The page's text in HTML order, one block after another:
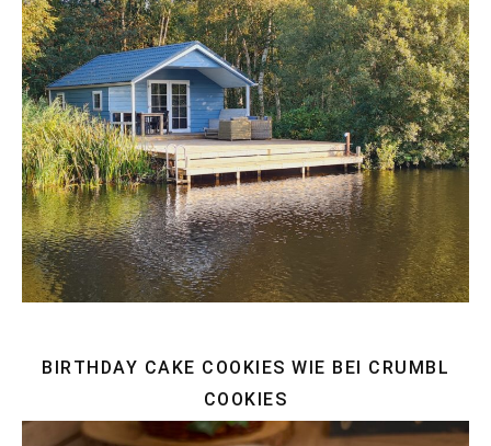
BIRTHDAY CAKE COOKIES WIE BEI CRUMBL
COOKIES